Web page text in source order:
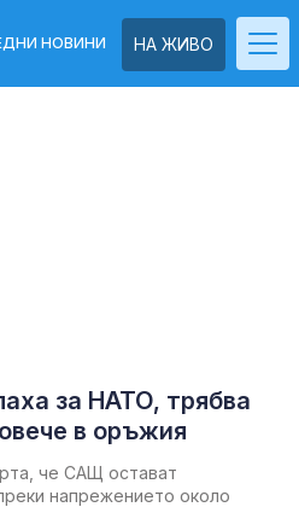
НА ЖИВО
НОВИНИ
за НАТО, трябва
в оръжия
че САЩ остават
напрежението около